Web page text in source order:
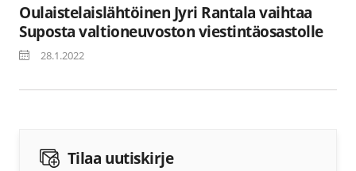
Oulaistelaislähtöinen Jyri Rantala vaihtaa
Suposta valtioneuvoston viestintäosastolle
28.1.2022
Tilaa uutiskirje